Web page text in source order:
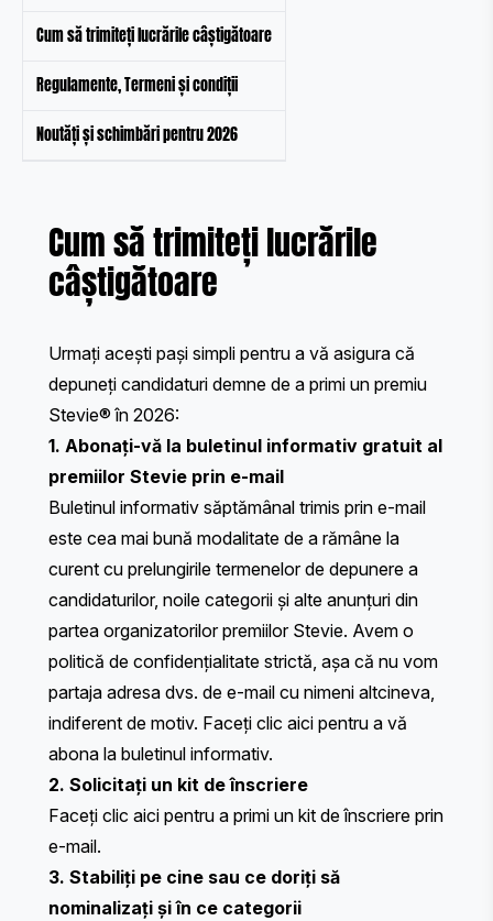
Cum să trimiteți lucrările câștigătoare
Regulamente, Termeni și condiții
Noutăți și schimbări pentru 2026
Cum să trimiteți lucrările
câștigătoare
Urmați acești pași simpli pentru a vă asigura că
depuneți candidaturi demne de a primi un premiu
Stevie® în 2026:
1. Abonați-vă la buletinul informativ gratuit al
premiilor Stevie prin e-mail
Buletinul informativ săptămânal trimis prin e-mail
este cea mai bună modalitate de a rămâne la
curent cu prelungirile termenelor de depunere a
candidaturilor, noile categorii și alte anunțuri din
partea organizatorilor premiilor Stevie. Avem o
politică de confidențialitate strictă, așa că nu vom
partaja adresa dvs. de e-mail cu nimeni altcineva,
indiferent de motiv. Faceți clic aici pentru a vă
abona la buletinul informativ.
2. Solicitați un kit de înscriere
Faceți clic aici pentru a primi un kit de înscriere prin
e-mail.
3. Stabiliți pe cine sau ce doriți să
nominalizați și în ce categorii